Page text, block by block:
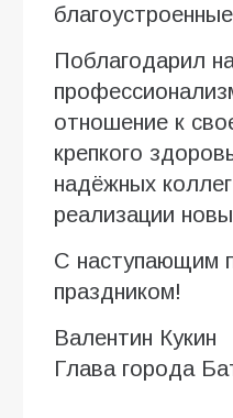
Поблагодарил
отношение к
крепкого
надёжных
реализации
С наступающим
праздником!
Валентин Кукин
Глава города